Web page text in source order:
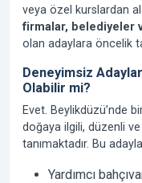
veya özel kurslardan
firmalar, belediyeler
olan adaylara öncelik
Deneyimsiz
Olabilir mi?
Evet. Beylikdüzü’nde
doğaya ilgili, düzenli
tanımaktadır. Bu
Yardımcı